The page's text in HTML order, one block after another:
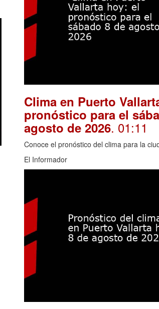
Clima en Puerto
pronóstico para el
agosto de 2026. 01:11
Conoce el pronóstico del clima para la
El Informador